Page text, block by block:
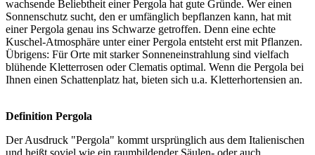
wachsende Beliebtheit einer Pergola hat gute Gründe. Wer einen
Sonnenschutz sucht, den er umfänglich bepflanzen kann, hat mit
einer Pergola genau ins Schwarze getroffen. Denn eine echte
Kuschel-Atmosphäre unter einer Pergola entsteht erst mit Pflanzen.
Übrigens: Für Orte mit starker Sonneneinstrahlung sind vielfach
blühende Kletterrosen oder Clematis optimal. Wenn die Pergola bei
Ihnen einen Schattenplatz hat, bieten sich u.a. Kletterhortensien an.
Definition Pergola
Der Ausdruck "Pergola" kommt ursprünglich aus dem Italienischen